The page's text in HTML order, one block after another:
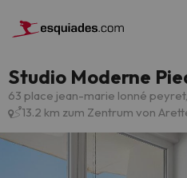
Studio Moderne
63 place jean-marie lonné
13.2 km zum Zentrum von